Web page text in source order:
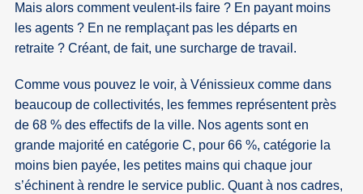
Mais alors comment veulent-ils faire ? En payant moins
les agents ? En ne remplaçant pas les départs en
retraite ? Créant, de fait, une surcharge de travail.
Comme vous pouvez le voir, à Vénissieux comme dans
beaucoup de collectivités, les femmes représentent près
de 68 % des effectifs de la ville. Nos agents sont en
grande majorité en catégorie C, pour 66 %, catégorie la
moins bien payée, les petites mains qui chaque jour
s’échinent à rendre le service public. Quant à nos cadres,